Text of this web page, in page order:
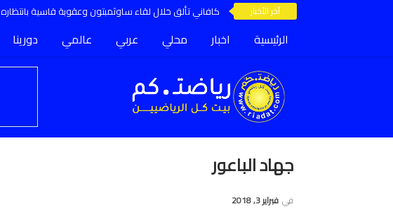
آخر الأخبار كافاني تألق خلال لقاء ساوثمبتون وعقوبة قاسية بانتظاره
الرئيسية اخبار محلي عربي عالمي دورينا
جهاد الباعور
في فبراير 3, 2018